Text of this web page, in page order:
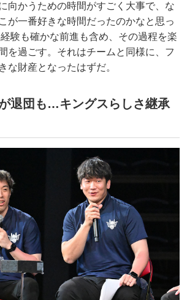
向かうための時間がすごく大事で、な
が一番好きな時間だったのかなと思っ
験も確かな前進も含め、その過程を楽
を過ごす。それはチームと同様に、フ
な財産となったはずだ。
退団も…キングスらしさ継承